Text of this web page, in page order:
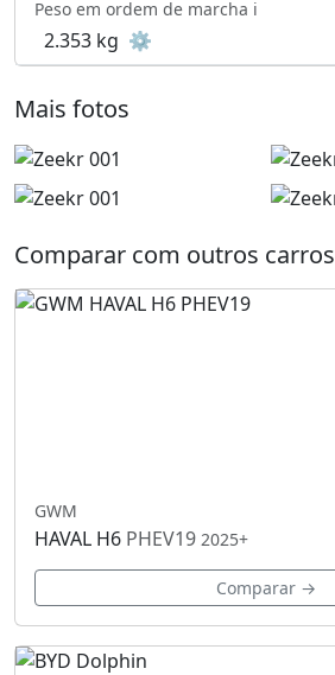
Peso em ordem de marcha ℹ️
2.353 kg ⚙️
Mais fotos
Comparar com outros carros
GWM
HAVAL H6 PHEV19 2025+
Comparar →